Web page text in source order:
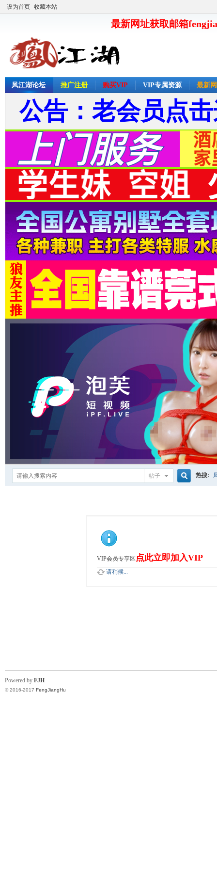
设为首页 收藏本站
最新网址获取邮箱
凤江湖论坛 推广注册 购买VIP VIP专属资源 最新
公告：老会员点
帖子 热搜:
VIP会员专享区 点此立即加入VIP
请稍候...
Powered by FJH
© 2016-2017 FengJiangHu